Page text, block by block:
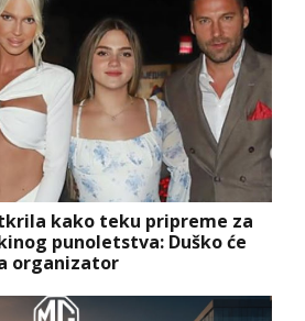
kako teku pripreme za
punoletstva: Duško će
organizator